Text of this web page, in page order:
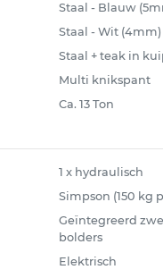
Staal - Blauw
Staal - Wit (4mm)
Staal + teak in
Multi knikspant
Ca. 13 Ton
1 x hydraulisch
Simpson (150 kg
Geïntegreerd
bolders
Elektrisch